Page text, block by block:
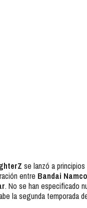
se lanzó a
entre Bandai Namco
. No se han especificado
la segunda temporada